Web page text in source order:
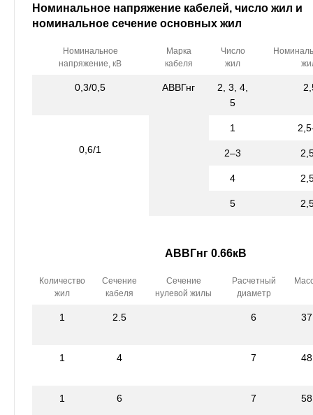
Номинальное напряжение кабелей, число жил и
номинальное сечение основных жил
Номинальное
напряжение, кВ
Марка
кабеля
Число
жил
0,3/0,5 АВВГнг
2, 3, 4,
5
0,6/1
1
2–3
4
5
АВВГнг 0.66кВ
Количество
жил
Сечение
кабеля
Сечение
нулевой жилы
Расчетный
диаметр
1 2.5 6 37
1 4 7 48
1 6 7 58